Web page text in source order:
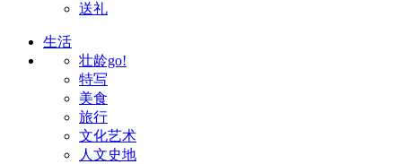
送礼
生活
壮龄go!
特写
美食
旅行
文化艺术
人文史地